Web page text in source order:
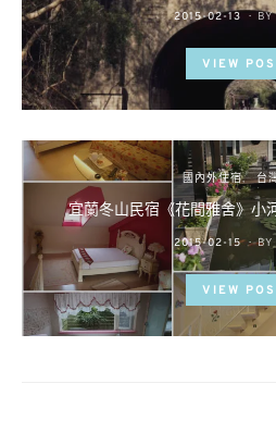
POSTED
ON
2015-02-13 BY
VIEW
國內外住宿 台
宜蘭冬山民宿《花間雅舍》小
POSTED
ON
2015-02-15 BY
VIEW